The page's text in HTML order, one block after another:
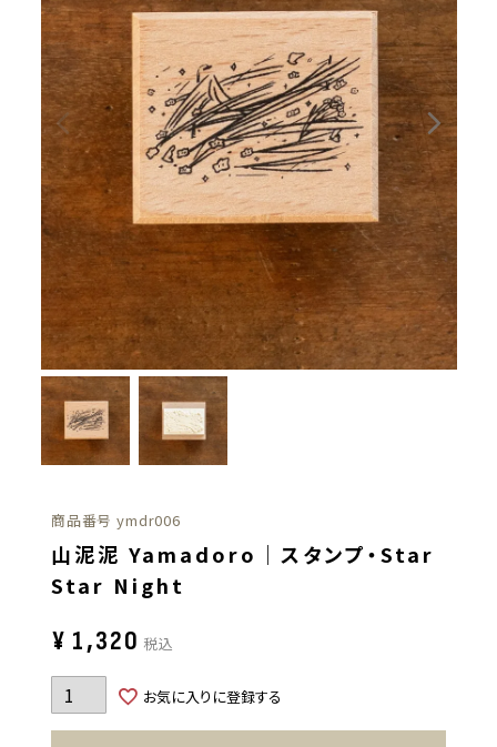
商品番号 ymdr006
山泥泥 Yamadoro｜スタンプ・Star
Star Night
¥ 1,320 税込
お気に入りに登録する